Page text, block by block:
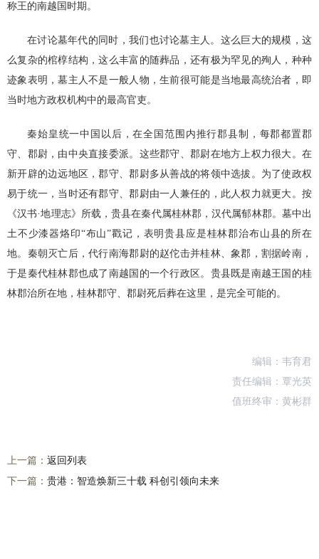
称王的南越国时期。
在讨论墓年代的同时，我们也讨论墓主人。这么巨大的规模，这
么复杂的棺椁结构，这么丰富的随葬品，还有极为罕见的殉人，种种
迹象表明，墓主人不是一般人物，生前很可能是当地最高统治者，即
当时地方政权机构中的最高官吏。
秦始皇统一中国以后，在全国范围内推行郡县制，每郡都置郡
守、郡尉，由中央直接委派。这些郡守、郡尉在地方上权力很大。在
新开辟的边远地区，郡守、郡尉多从善战的将领中选拔。为了使政权
易于统一，当时还有郡守、郡尉由一人兼任的，此人权力就更大。按
《汉书·地理志》所载，贵县在秦代属桂林郡，汉代属郁林郡。墓中出
土不少漆器烙印“布山”戳记，表明贵县应是桂林郡治布山县的所在
地。秦朝灭亡后，代行南海郡尉的赵佗击并桂林、象郡，割据岭南，
于是秦代桂林郡也成了南越国的一个行政区。贵县既是南越王国的桂
林郡治所在地，桂林郡守、郡尉死后葬在这里，是完全可能的。
编辑：韦育君
责任编辑：覃光英
值班终审：黄彬群
上一篇： 返回列表
下一篇： 贵港：智造焕新三十载 科创引领向未来